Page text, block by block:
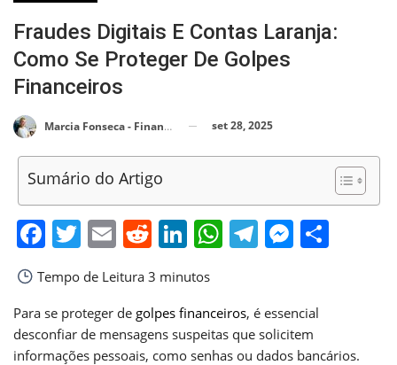
Fraudes Digitais E Contas Laranja:
Como Se Proteger De Golpes
Financeiros
Marcia Fonseca - Financial Consultant set 28, 2025
Sumário do Artigo
Facebook
Twitter
EmailReddit
LinkedIn
WhatsApp
Telegram
Tempo de Leitura 3 minutos
Para se proteger de golpes financeiros, é essencial
desconfiar de mensagens suspeitas que solicitem
informações pessoais, como senhas ou dados bancários.